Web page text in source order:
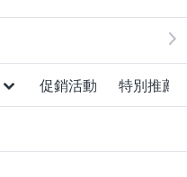
促銷活動 特別推薦